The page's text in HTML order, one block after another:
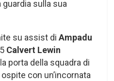
sulla sua
su assist di Ampadu
Calvert Lewin
porta della squadra di
con un’incornata